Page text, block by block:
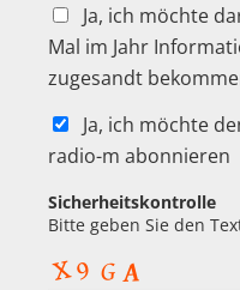
Ja, ich möchte
Mal im Jahr
zugesandt
Ja, ich möchte
radio-m abonnieren
Sicherheitskontrolle
Bitte geben Sie den